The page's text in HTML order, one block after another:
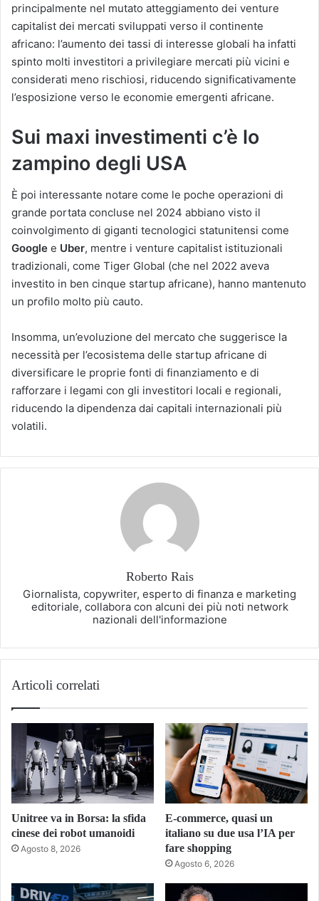
principalmente nel mutato atteggiamento dei venture
capitalist dei mercati sviluppati verso il continente
africano: l’aumento dei tassi di interesse globali ha infatti
spinto molti investitori a privilegiare mercati più vicini e
considerati meno rischiosi, riducendo significativamente
l’esposizione verso le economie emergenti africane.
Sui maxi investimenti c’è lo
zampino degli USA
È poi interessante notare come le poche operazioni di
grande portata concluse nel 2024 abbiano visto il
coinvolgimento di giganti tecnologici statunitensi come
Google e Uber, mentre i venture capitalist istituzionali
tradizionali, come Tiger Global (che nel 2022 aveva
investito in ben cinque startup africane), hanno mantenuto
un profilo molto più cauto.
Insomma, un’evoluzione del mercato che suggerisce la
necessità per l’ecosistema delle startup africane di
diversificare le proprie fonti di finanziamento e di
rafforzare i legami con gli investitori locali e regionali,
riducendo la dipendenza dai capitali internazionali più
volatili.
Roberto Rais
Giornalista, copywriter, esperto di finanza e marketing
editoriale, collabora con alcuni dei più noti network
nazionali dell'informazione
Articoli correlati
Unitree va in Borsa: la sfida
cinese dei robot umanoidi
Agosto 8, 2026
E-commerce, quasi un
italiano su due usa l’IA per
fare shopping
Agosto 6, 2026